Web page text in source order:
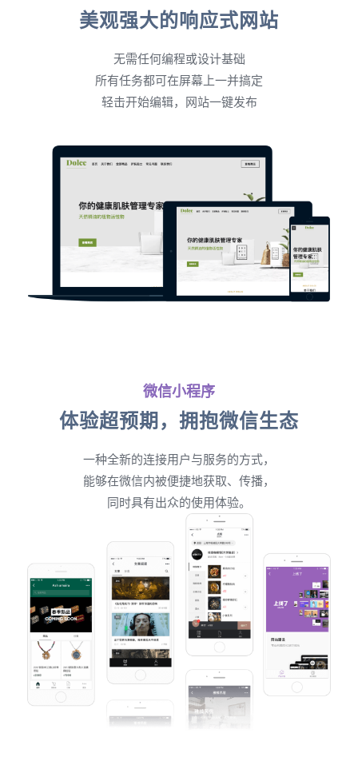
美观强大的响应式网站
无需任何编程或设计基础
所有任务都可在屏幕上一并搞定
轻击开始编辑，网站一键发布
微信小程序
体验超预期，拥抱微信生态
一种全新的连接用户与服务的方式，
能够在微信内被便捷地获取、传播，
同时具有出众的使用体验。